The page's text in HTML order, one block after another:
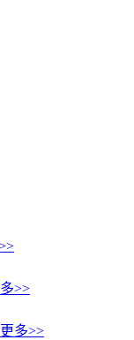
>>
更多>>